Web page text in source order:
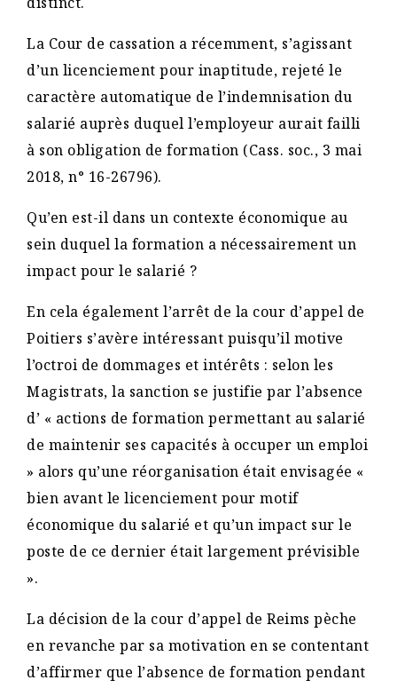
La Cour de cassation a récemment, s’agissant
d’un licenciement pour inaptitude, rejeté le
caractère automatique de l’indemnisation du
salarié auprès duquel l’employeur aurait failli
à son obligation de formation (Cass. soc., 3 mai
2018, n° 16-26796).
Qu’en est-il dans un contexte économique au
sein duquel la formation a nécessairement un
impact pour le salarié ?
En cela également l’arrêt de la cour d’appel de
Poitiers s’avère intéressant puisqu’il motive
l’octroi de dommages et intérêts : selon les
Magistrats, la sanction se justifie par l’absence
d’ « actions de formation permettant au salarié
de maintenir ses capacités à occuper un emploi
» alors qu’une réorganisation était envisagée «
bien avant le licenciement pour motif
économique du salarié et qu’un impact sur le
poste de ce dernier était largement prévisible
».
La décision de la cour d’appel de Reims pèche
en revanche par sa motivation en se contentant
d’affirmer que l’absence de formation pendant